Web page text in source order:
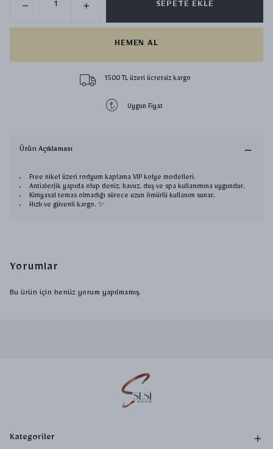
SEPETE EKLE
HEMEN AL
1500 TL üzeri ücretsiz kargo
Uygun Fiyat
Ürün Açıklaması
Free nikel üzeri rodyum kaplama VIP kolye modelleri.
Antialerjik yapıda olup deniz, havuz, duş ve spa kullanımına uygundur.
Kimyasal temas olmadığı sürece uzun ömürlü kullanım sunar.
Hızlı ve güvenli kargo. ✨
Yorumlar
Bu ürün için henüz yorum yapılmamış.
Kategoriler